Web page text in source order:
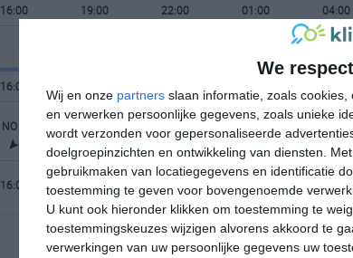
We
Wij en onze partners slaan informatie, zoals
en verwerken persoonlijke gegevens, zoals unieke
wordt verzonden voor gepersonaliseerde
doelgroepinzichten en ontwikkeling van diensten.
gebruikmaken van locatiegegevens en identificatie
toestemming te geven voor bovengenoemde
U kunt ook hieronder klikken om toestemming te
toestemmingskeuzes wijzigen alvorens akkoord te
verwerkingen van uw persoonlijke gegevens uw
16:00 19:00 22:00 01:00 04:00
16:00
NO 1 NNW 1 NNO 1 NNO 1
16:00 19:00 04:00